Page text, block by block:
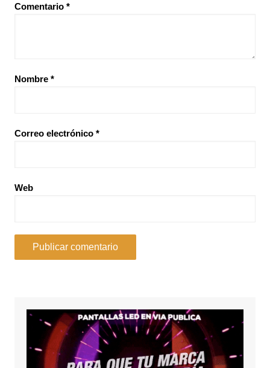
Comentario *
Nombre *
Correo electrónico *
Web